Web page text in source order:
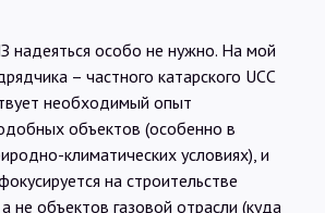
надеяться особо не нужно. На мой
– частного катарского UCC
необходимый опыт
объектов (особенно в
климатических условиях), и
на строительстве
не объектов газовой отрасли (куда